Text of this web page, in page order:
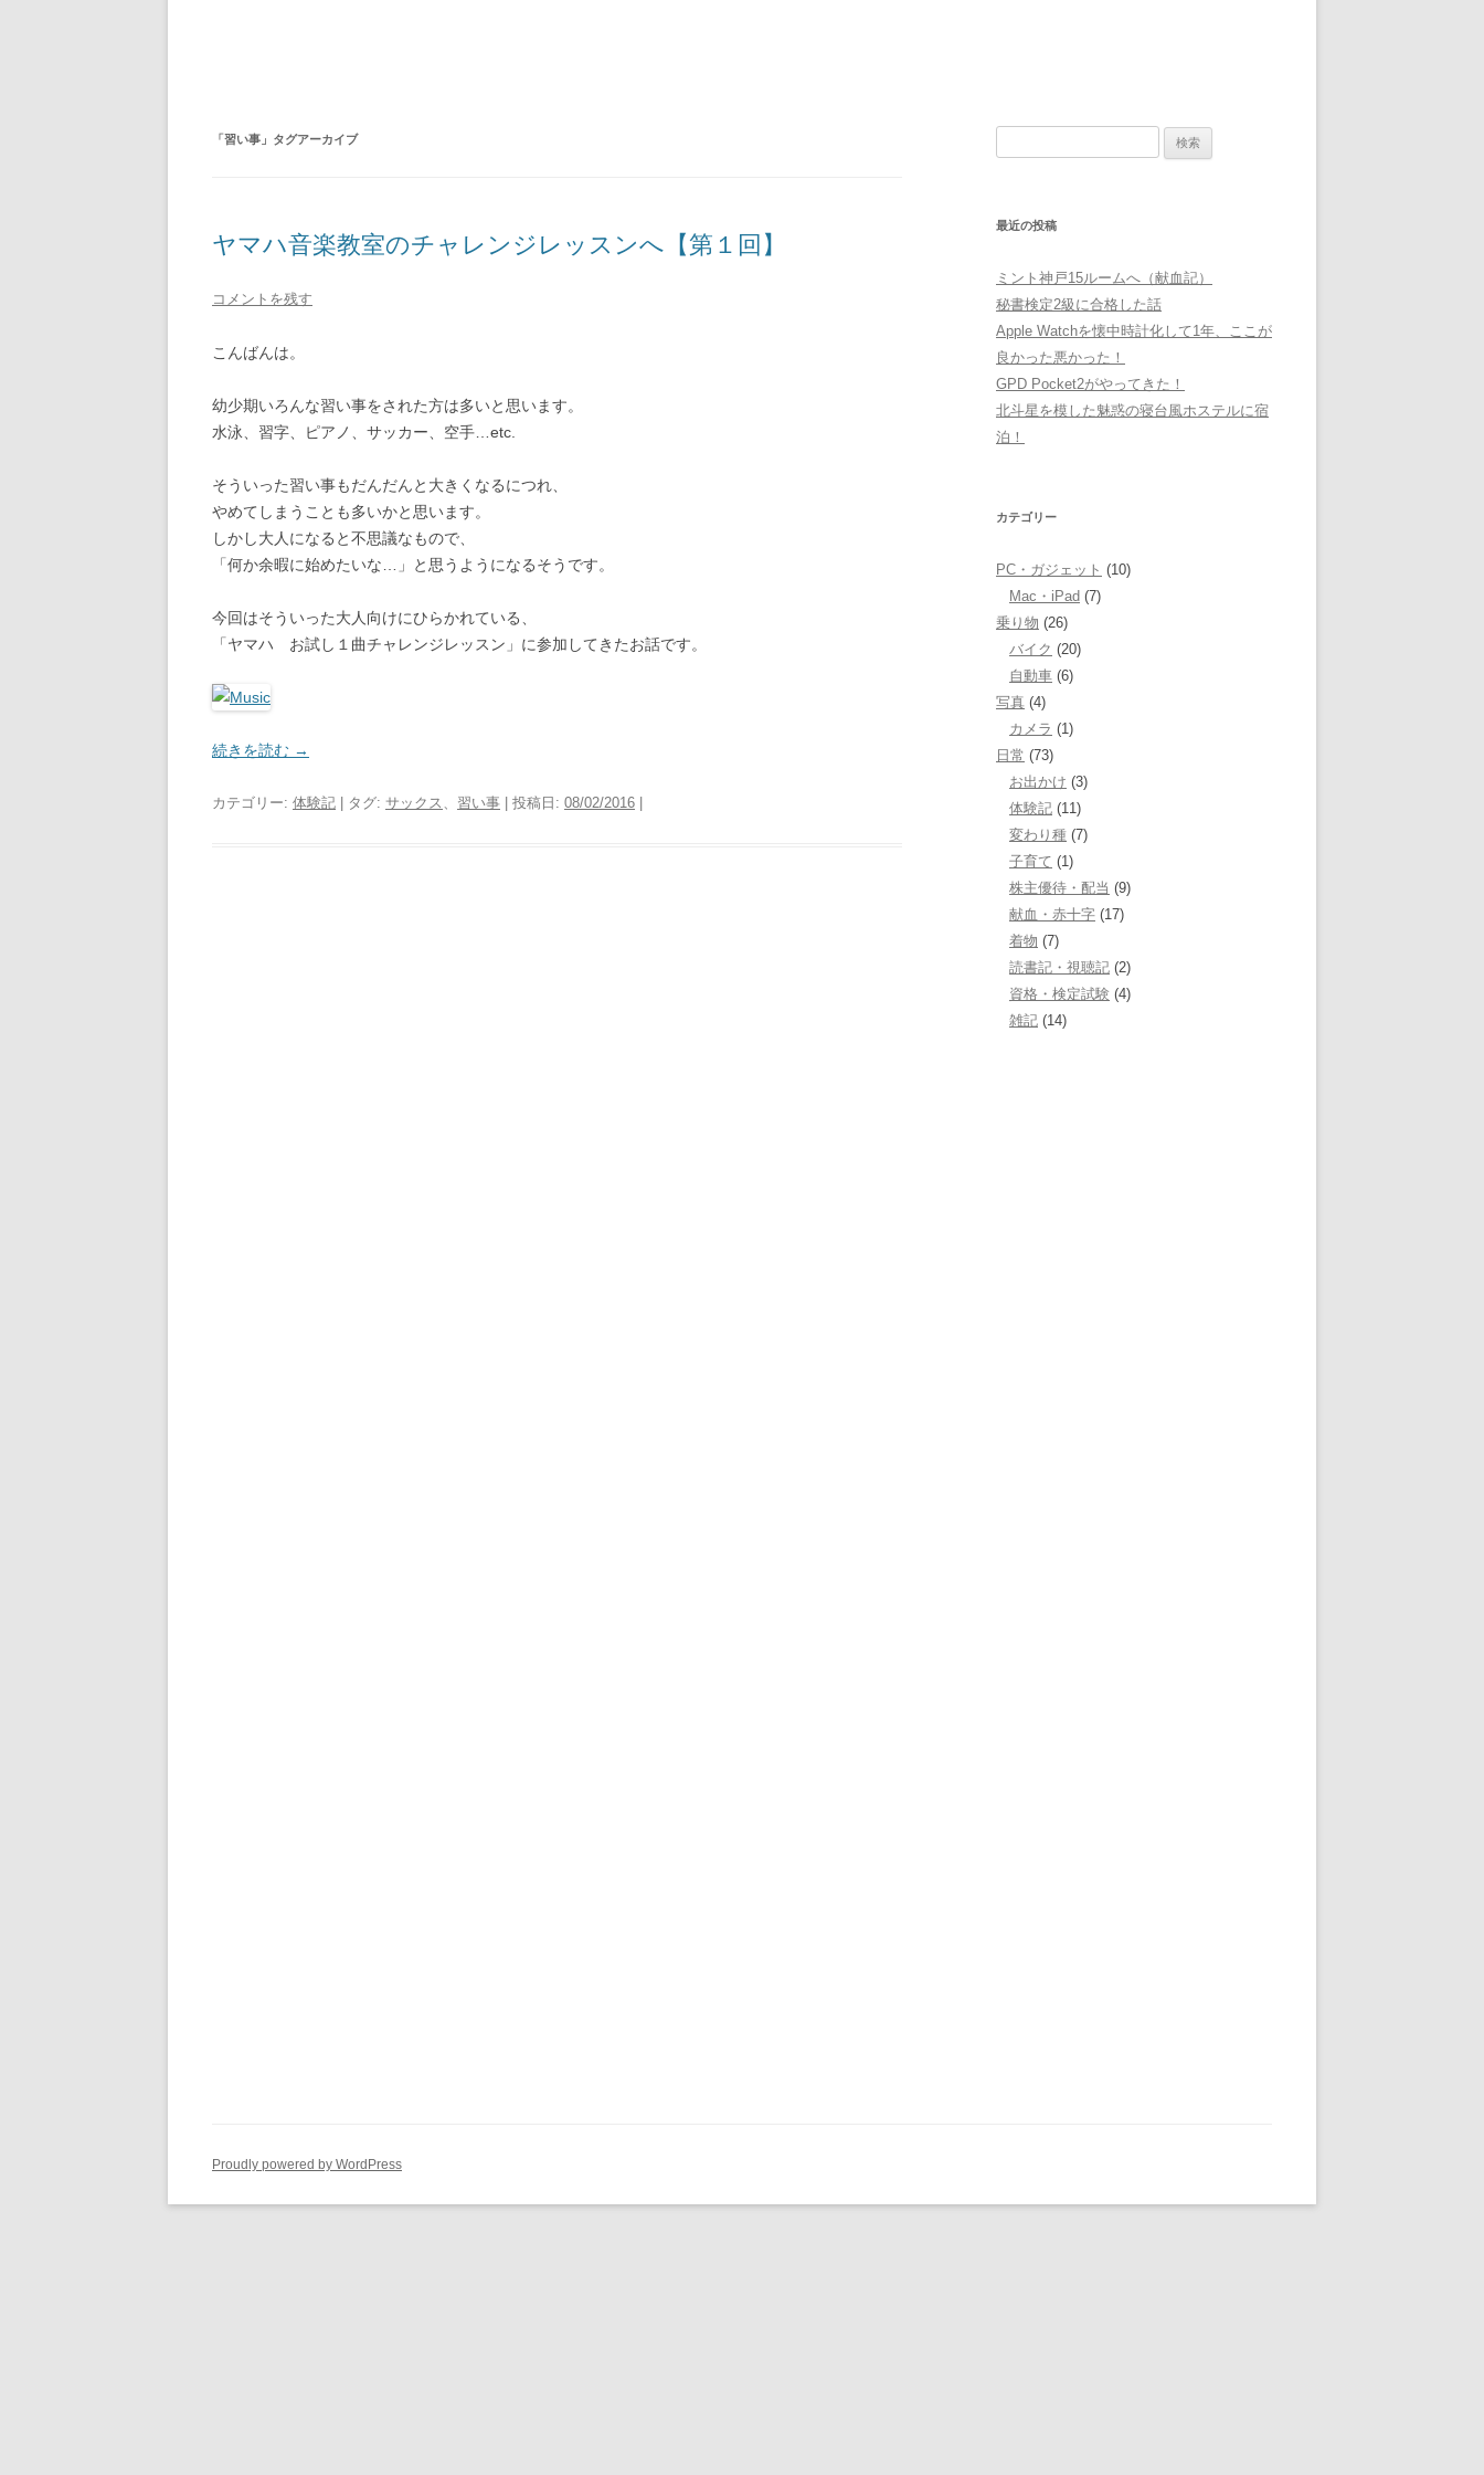
「習い事 」タグアーカイブ
ヤマハ音楽教室のチャレンジレッスンへ【第１回】
コメントを残す
こんばんは。
幼少期いろんな習い事をされた方は多いと思います。
水泳、習字、ピアノ、サッカー、空手…etc.
そういった習い事もだんだんと大きくなるにつれ、
やめてしまうことも多いかと思います。
しかし大人になると不思議なもので、
「何か余暇に始めたいな…」と思うようになるそうです。
今回はそういった大人向けにひらかれている、
「ヤマハ お試し１曲チャレンジレッスン」に参加してきたお話です。
続きを読む →
カテゴリー: 体験記 | タグ: サックス 、 習い事 | 投稿日: 08/02/2016
最近の投稿
ミント神戸15ルームへ（献血記）
秘書検定2級に合格した話
Apple Watchを懐中時計化して1年、ここが
良かった悪かった！
GPD Pocket2がやってきた！
北斗星を模した魅惑の寝台風ホステルに宿
泊！
カテゴリー
PC・ガジェット (10)
Mac・iPad (7)
乗り物 (26)
バイク (20)
自動車 (6)
写真 (4)
カメラ (1)
日常 (73)
お出かけ (3)
体験記 (11)
変わり種 (7)
子育て (1)
株主優待・配当 (9)
献血・赤十字 (17)
着物 (7)
読書記・視聴記 (2)
資格・検定試験 (4)
雑記 (14)
Proudly powered by WordPress